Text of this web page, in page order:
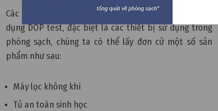
Các thiết bị sử dụng lọc HEPA (hoặc ULPA) đều cần sử
dụng DOP test, đặc biệt là các thiết bị sử dụng trong
phòng sạch, chúng ta có thể lấy đơn cử một số sản
phẩm như sau:
Máy lọc không khí
Tủ an toàn sinh học